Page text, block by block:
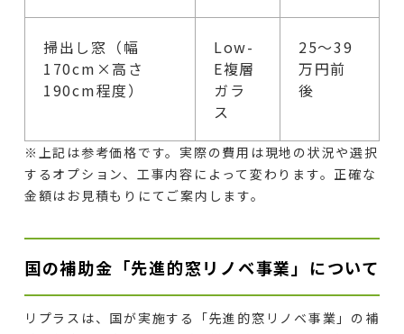
掃出し窓（幅
170cm×高さ
190cm程度）
Low-
E複層
ガラ
ス
25〜39
万円前
後
※上記は参考価格です。実際の費用は現地の状況や選択
するオプション、工事内容によって変わります。正確な
金額はお見積もりにてご案内します。
国の補助金「先進的窓リノベ事業」について
リプラスは、国が実施する「先進的窓リノベ事業」の補